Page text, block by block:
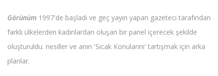
Görünüm 1997'de başladı ve geç yayın yapan gazeteci tarafından
farklı ülkelerden kadınlardan oluşan bir panel içerecek şekilde
oluşturuldu. nesiller ve anın 'Sıcak Konularını' tartışmak için arka
planlar.